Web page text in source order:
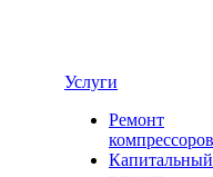
Услуги
Ремонт
компрессоров
Капитальный